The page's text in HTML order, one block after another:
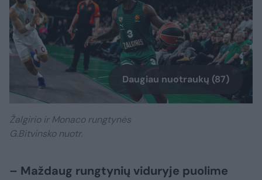
Daugiau nuotraukų (87)
Žalgirio ir Monaco rungtynės
G.Bitvinsko nuotr.
– Maždaug rungtynių viduryje puolime